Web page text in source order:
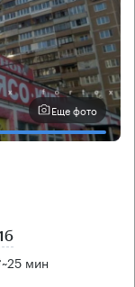
Еще фото
~25 мин